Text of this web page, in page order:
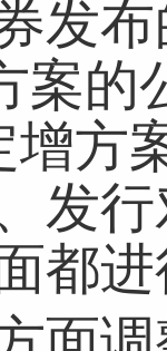
发
案的
增方
发
都